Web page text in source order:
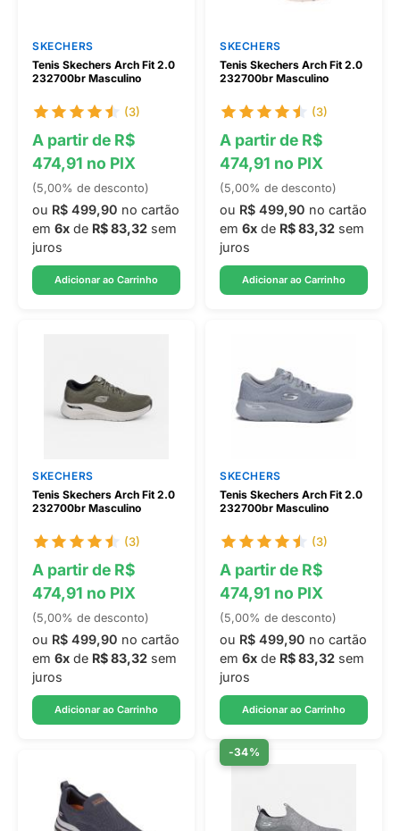
SKECHERS
Tenis Skechers Arch Fit 2.0
232700br Masculino
(3)
A partir de R$
474,91 no PIX
(5,00% de desconto)
ou R$ 499,90 no cartão
em 6x de R$ 83,32 sem
juros
Adicionar ao Carrinho
SKECHERS
Tenis Skechers Arch Fit 2.0
232700br Masculino
(3)
A partir de R$
474,91 no PIX
(5,00% de desconto)
ou R$ 499,90 no cartão
em 6x de R$ 83,32 sem
juros
Adicionar ao Carrinho
SKECHERS
Tenis Skechers Arch Fit 2.0
232700br Masculino
(3)
A partir de R$
474,91 no PIX
(5,00% de desconto)
ou R$ 499,90 no cartão
em 6x de R$ 83,32 sem
juros
Adicionar ao Carrinho
SKECHERS
Tenis Skechers Arch Fit 2.0
232700br Masculino
(3)
A partir de R$
474,91 no PIX
(5,00% de desconto)
ou R$ 499,90 no cartão
em 6x de R$ 83,32 sem
juros
Adicionar ao Carrinho
-34%